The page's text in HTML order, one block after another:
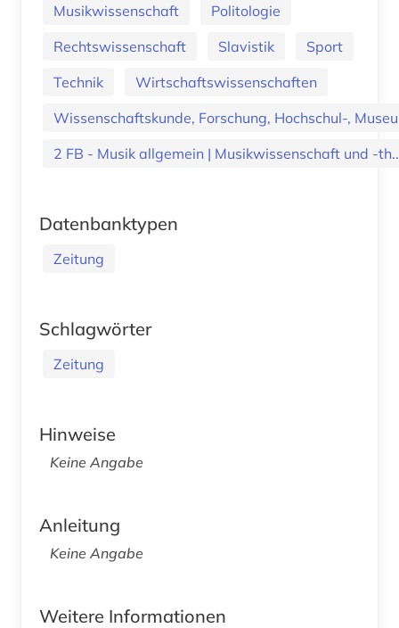
Musikwissenschaft
Politologie
Rechtswissenschaft
Slavistik
Sport
Technik
Wirtschaftswissenschaften
Wissenschaftskunde, Forschung, Hochschul-,
2 FB - Musik allgemein | Musikwissenschaft und -
Datenbanktypen
Zeitung
Schlagwörter
Zeitung
Hinweise
Keine Angabe
Anleitung
Keine Angabe
Weitere Informationen